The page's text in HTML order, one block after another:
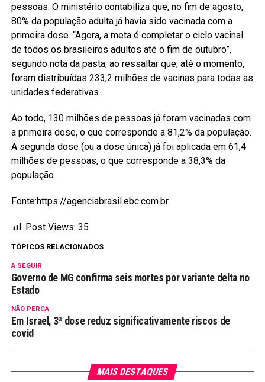
pessoas. O ministério contabiliza que, no fim de agosto,
80% da população adulta já havia sido vacinada com a
primeira dose. “Agora, a meta é completar o ciclo vacinal
de todos os brasileiros adultos até o fim de outubro”,
segundo nota da pasta, ao ressaltar que, até o momento,
foram distribuídas 233,2 milhões de vacinas para todas as
unidades federativas.
Ao todo, 130 milhões de pessoas já foram vacinadas com
a primeira dose, o que corresponde a 81,2% da população.
A segunda dose (ou a dose única) já foi aplicada em 61,4
milhões de pessoas, o que corresponde a 38,3% da
população.
Fonte:https://agenciabrasil.ebc.com.br
Post Views: 35
TÓPICOS RELACIONADOS
A SEGUIR
Governo de MG confirma seis mortes por variante delta no
Estado
NÃO PERCA
Em Israel, 3ª dose reduz significativamente riscos de
covid
MAIS DESTAQUES